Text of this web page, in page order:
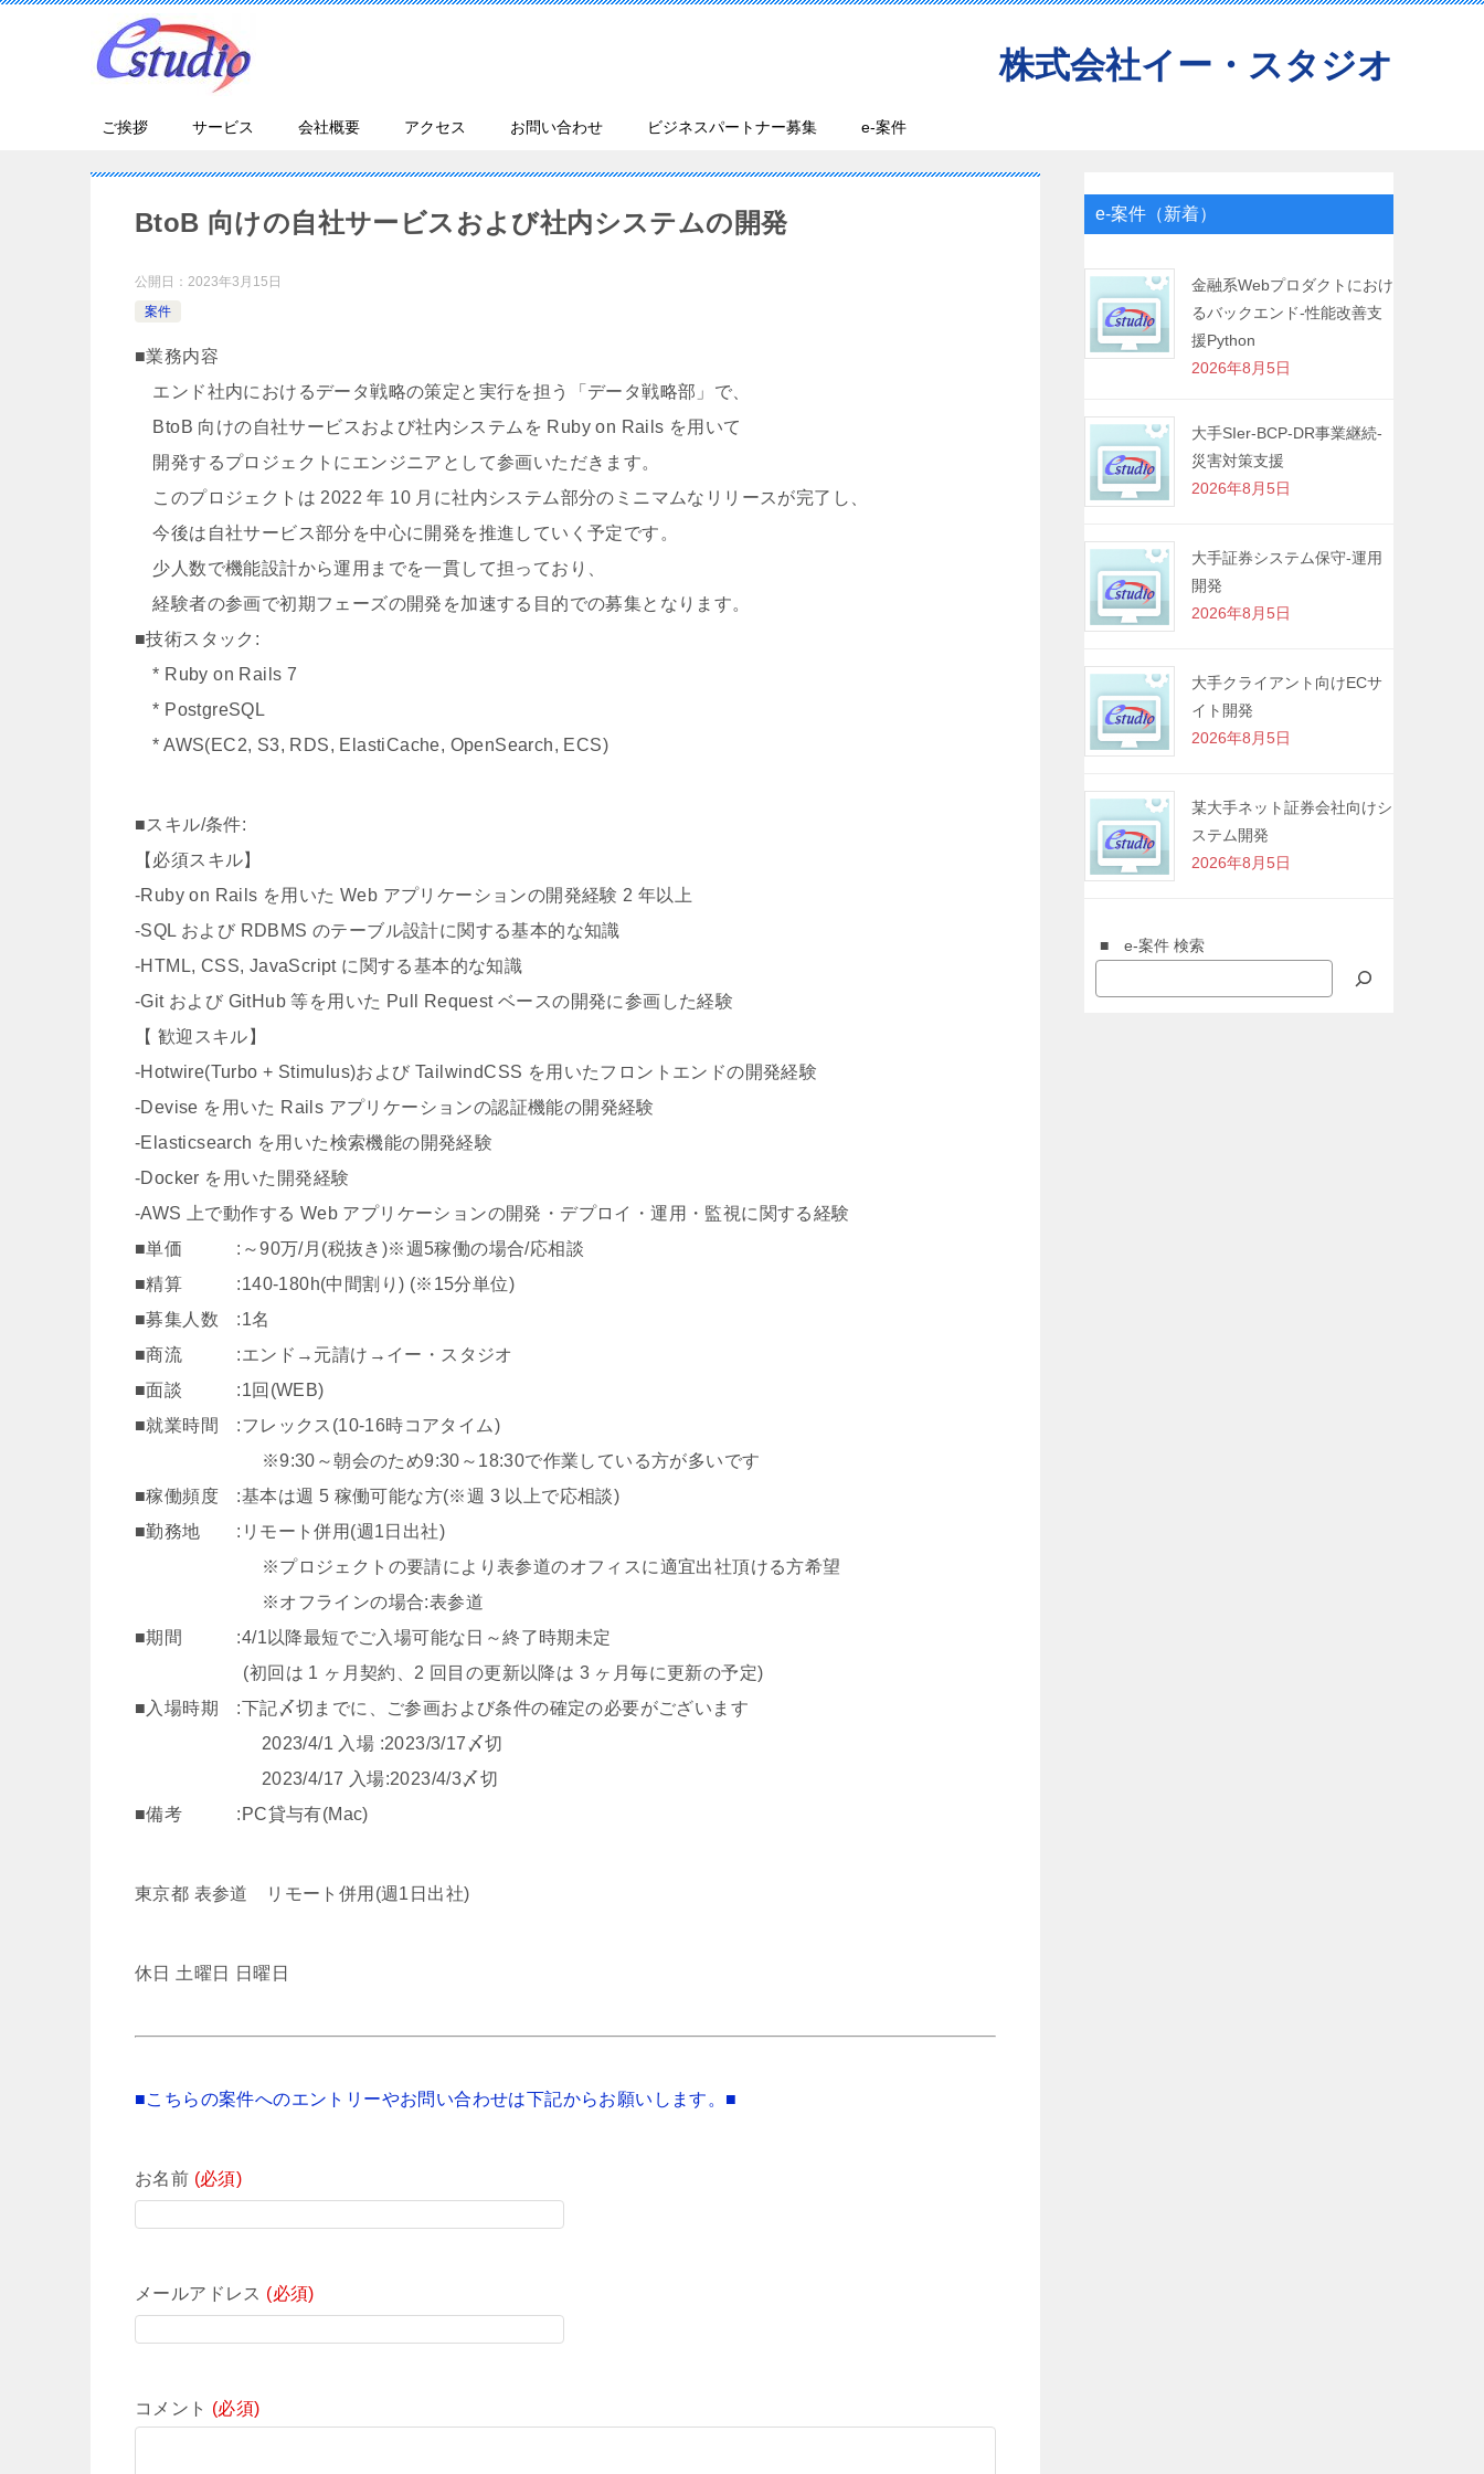
株式会社イー・スタジオ
ご挨拶 サービス 会社概要 アクセス お問い合わせ ビジネスパートナー募集 e-案件
BtoB 向けの自社サービスおよび社内システムの開発
公開日： 2023年3月15日
案件
■業務内容
エンド社内におけるデータ戦略の策定と実行を担う「データ戦略部」で、
BtoB 向けの自社サービスおよび社内システムを Ruby on Rails を用いて
開発するプロジェクトにエンジニアとして参画いただきます。
このプロジェクトは 2022 年 10 月に社内システム部分のミニマムなリリースが完了し、
今後は自社サービス部分を中心に開発を推進していく予定です。
少人数で機能設計から運用までを一貫して担っており、
経験者の参画で初期フェーズの開発を加速する目的での募集となります。
■技術スタック:
* Ruby on Rails 7
* PostgreSQL
* AWS(EC2, S3, RDS, ElastiCache, OpenSearch, ECS)
■スキル/条件:
【必須スキル】
-Ruby on Rails を用いた Web アプリケーションの開発経験 2 年以上
-SQL および RDBMS のテーブル設計に関する基本的な知識
-HTML, CSS, JavaScript に関する基本的な知識
-Git および GitHub 等を用いた Pull Request ベースの開発に参画した経験
【 歓迎スキル】
-Hotwire(Turbo + Stimulus)および TailwindCSS を用いたフロントエンドの開発経験
-Devise を用いた Rails アプリケーションの認証機能の開発経験
-Elasticsearch を用いた検索機能の開発経験
-Docker を用いた開発経験
-AWS 上で動作する Web アプリケーションの開発・デプロイ・運用・監視に関する経験
■単価 :～90万/月(税抜き)※週5稼働の場合/応相談
■精算 :140-180h(中間割り) (※15分単位)
■募集人数 :1名
■商流 :エンド→元請け→イー・スタジオ
■面談 :1回(WEB)
■就業時間 :フレックス(10-16時コアタイム)
※9:30～朝会のため9:30～18:30で作業している方が多いです
■稼働頻度 :基本は週 5 稼働可能な方(※週 3 以上で応相談)
■勤務地 :リモート併用(週1日出社)
※プロジェクトの要請により表参道のオフィスに適宜出社頂ける方希望
※オフラインの場合:表参道
■期間 :4/1以降最短でご入場可能な日～終了時期未定
(初回は 1 ヶ月契約、2 回目の更新以降は 3 ヶ月毎に更新の予定)
■入場時期 :下記〆切までに、ご参画および条件の確定の必要がございます
2023/4/1 入場 :2023/3/17〆切
2023/4/17 入場:2023/4/3〆切
■備考 :PC貸与有(Mac)
東京都 表参道 リモート併用(週1日出社)
休日 土曜日 日曜日
■こちらの案件へのエントリーやお問い合わせは下記からお願いします。■
お名前 (必須)
メールアドレス (必須)
コメント (必須)
e-案件（新着）
金融系Webプロダクトにおけ
るバックエンド-性能改善支
援Python
2026年8月5日
大手SIer-BCP-DR事業継続-
災害対策支援
2026年8月5日
大手証券システム保守-運用
開発
2026年8月5日
大手クライアント向けECサ
イト開発
2026年8月5日
某大手ネット証券会社向けシ
ステム開発
2026年8月5日
■ e-案件 検索